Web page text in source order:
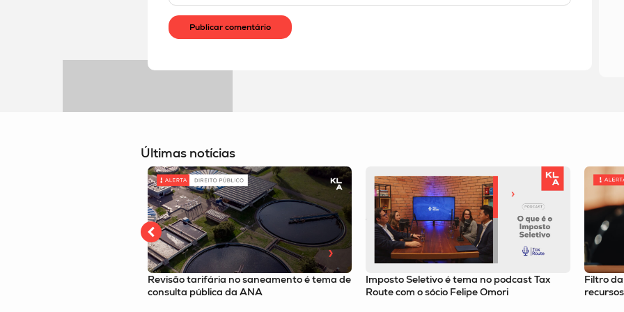
Últimas notícias
Imposto Seletivo é tema no podcast Tax
Route com o sócio Felipe Omori
Filtro da relevância passa a valer para
recursos especiais no STJ
de